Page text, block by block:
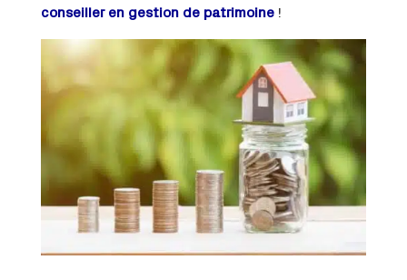
conseiller en gestion de patrimoine !